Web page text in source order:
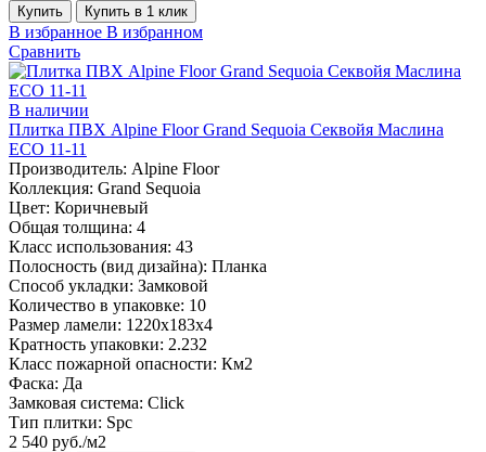
Купить Купить в 1 клик
В избранное В избранном
Сравнить
В наличии
Плитка ПВХ Alpine Floor Grand Sequoia Секвойя Маслина
ECO 11-11
Производитель: Alpine Floor
Коллекция: Grand Sequoia
Цвет: Коричневый
Общая толщина: 4
Класс использования: 43
Полосность (вид дизайна): Планка
Способ укладки: Замковой
Количество в упаковке: 10
Размер ламели: 1220х183х4
Кратность упаковки: 2.232
Класс пожарной опасности: Км2
Фаска: Да
Замковая система: Click
Тип плитки: Spc
2 540 руб./м2